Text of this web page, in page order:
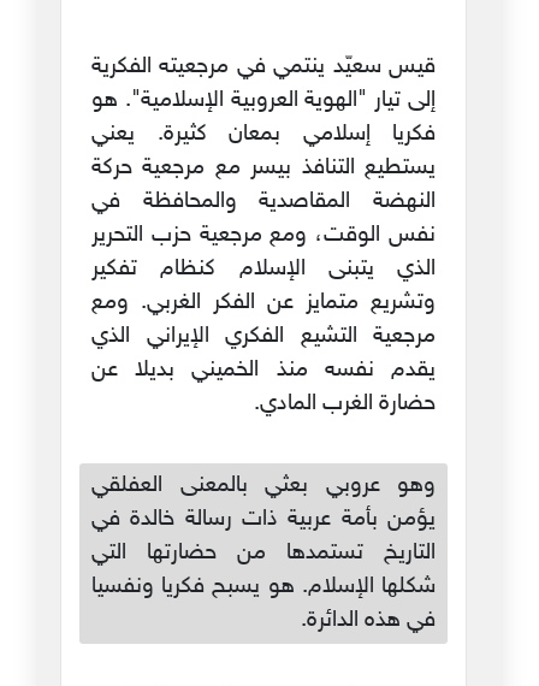
قيس سعيّد ينتمي في مرجعيته الفكرية
إلى تيار "الهوية العروبية الإسلامية". هو
فكريا إسلامي بمعان كثيرة. يعني
يستطيع التنافذ بيسر مع مرجعية حركة
النهضة المقاصدية والمحافظة في
نفس الوقت، ومع مرجعية حزب التحرير
الذي يتبنى الإسلام كنظام تفكير
وتشريع متمايز عن الفكر الغربي. ومع
مرجعية التشيع الفكري الإيراني الذي
يقدم نفسه منذ الخميني بديلا عن
حضارة الغرب المادي.
وهو عروبي بعثي بالمعنى العفلقي
يؤمن بأمة عربية ذات رسالة خالدة في
التاريخ تستمدها من حضارتها التي
شكلها الإسلام. هو يسبح فكريا ونفسيا
في هذه الدائرة.